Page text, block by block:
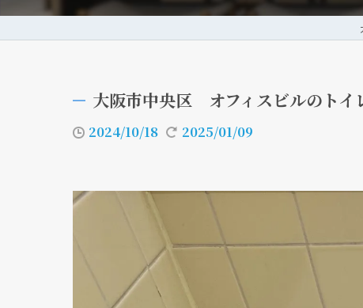
大阪市中央区 オフィスビルのトイ
2024/10/18 2025/01/09